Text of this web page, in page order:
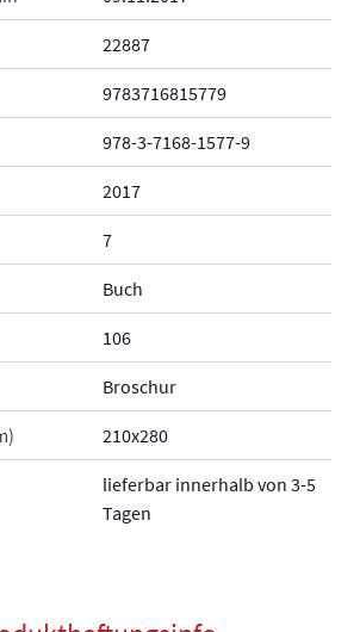
22887
9783716815779
978-3-7168-1577-9
2017
7
Buch
106
Broschur
210x280
lieferbar innerhalb von 3-5
Tagen